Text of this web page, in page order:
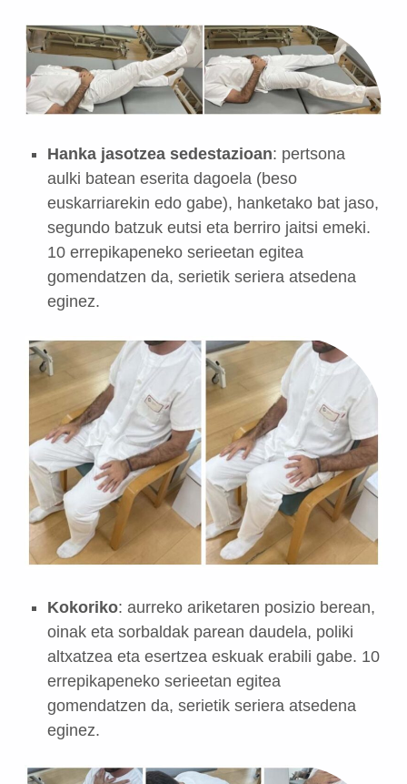
Hanka jasotzea sedestazioan: pertsona
aulki batean eserita dagoela (beso
euskarriarekin edo gabe), hanketako bat jaso,
segundo batzuk eutsi eta berriro jaitsi emeki.
10 errepikapeneko serieetan egitea
gomendatzen da, serietik seriera atsedena
eginez.
Kokoriko: aurreko ariketaren posizio berean,
oinak eta sorbaldak parean daudela, poliki
altxatzea eta esertzea eskuak erabili gabe. 10
errepikapeneko serieetan egitea
gomendatzen da, serietik seriera atsedena
eginez.